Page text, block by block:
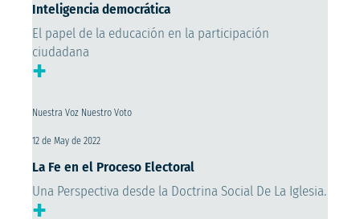
Inteligencia democrática
El papel de la educación en la participación
ciudadana
+
Nuestra Voz Nuestro Voto
12 de May de 2022
La Fe en el Proceso Electoral
Una Perspectiva desde la Doctrina Social De La Iglesia.
+